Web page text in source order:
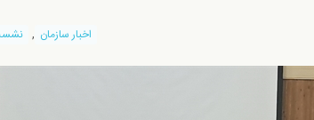
اخبار سازمان ,